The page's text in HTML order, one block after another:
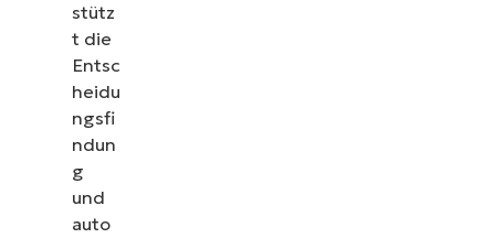
stütz
t die
Entsc
heidu
ngsfi
ndun
g
und
auto